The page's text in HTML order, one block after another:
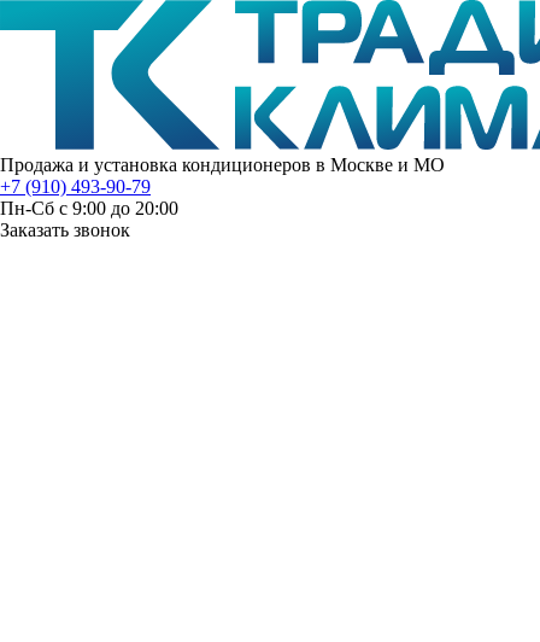
Продажа и установка кондиционеров в Москве и МО
+7 (910) 493-90-79
Пн-Сб с 9:00 до 20:00
Заказать звонок